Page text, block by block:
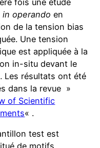
in operando en
de la tension bias
Une tension
est appliquée à la
in-situ devant le
Les résultats ont été
dans la revue »
of Scientific
« .
test est